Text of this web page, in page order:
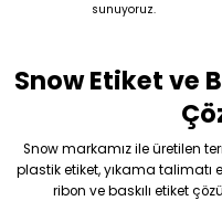
sunuyoruz.
Snow Etiket ve
Snow markamız ile üretilen
plastik etiket, yıkama talimatı
ribon ve baskılı etiket